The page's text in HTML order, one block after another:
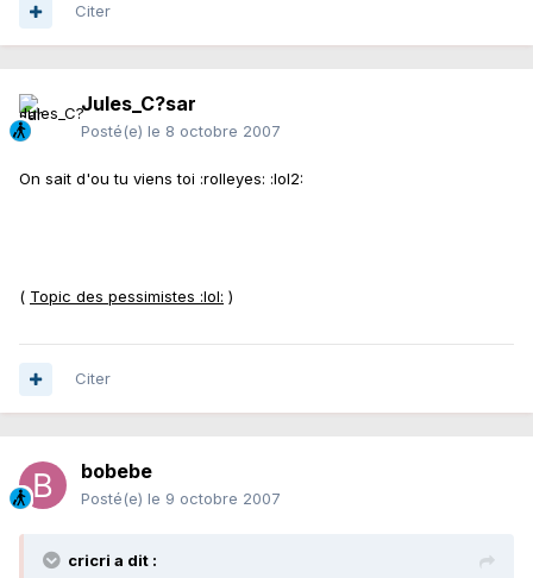
Citer
Jules_C?sar
Posté(e) le 8 octobre 2007
On sait d'ou tu viens toi :rolleyes: :lol2:
( Topic des pessimistes :lol: )
Citer
bobebe
Posté(e) le 9 octobre 2007
cricri a dit :